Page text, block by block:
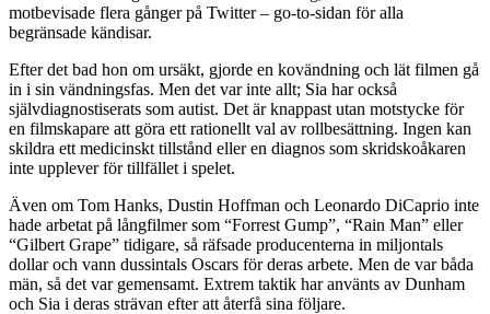
motbevisade flera gånger på Twitter – go-to-sidan för alla
begränsade kändisar.
Efter det bad hon om ursäkt, gjorde en kovändning och lät filmen gå
in i sin vändningsfas. Men det var inte allt; Sia har också
självdiagnostiserats som autist. Det är knappast utan motstycke för
en filmskapare att göra ett rationellt val av rollbesättning. Ingen kan
skildra ett medicinskt tillstånd eller en diagnos som skridskoåkaren
inte upplever för tillfället i spelet.
Även om Tom Hanks, Dustin Hoffman och Leonardo DiCaprio inte
hade arbetat på långfilmer som “Forrest Gump”, “Rain Man” eller
“Gilbert Grape” tidigare, så räfsade producenterna in miljontals
dollar och vann dussintals Oscars för deras arbete. Men de var båda
män, så det var gemensamt. Extrem taktik har använts av Dunham
och Sia i deras strävan efter att återfå sina följare.